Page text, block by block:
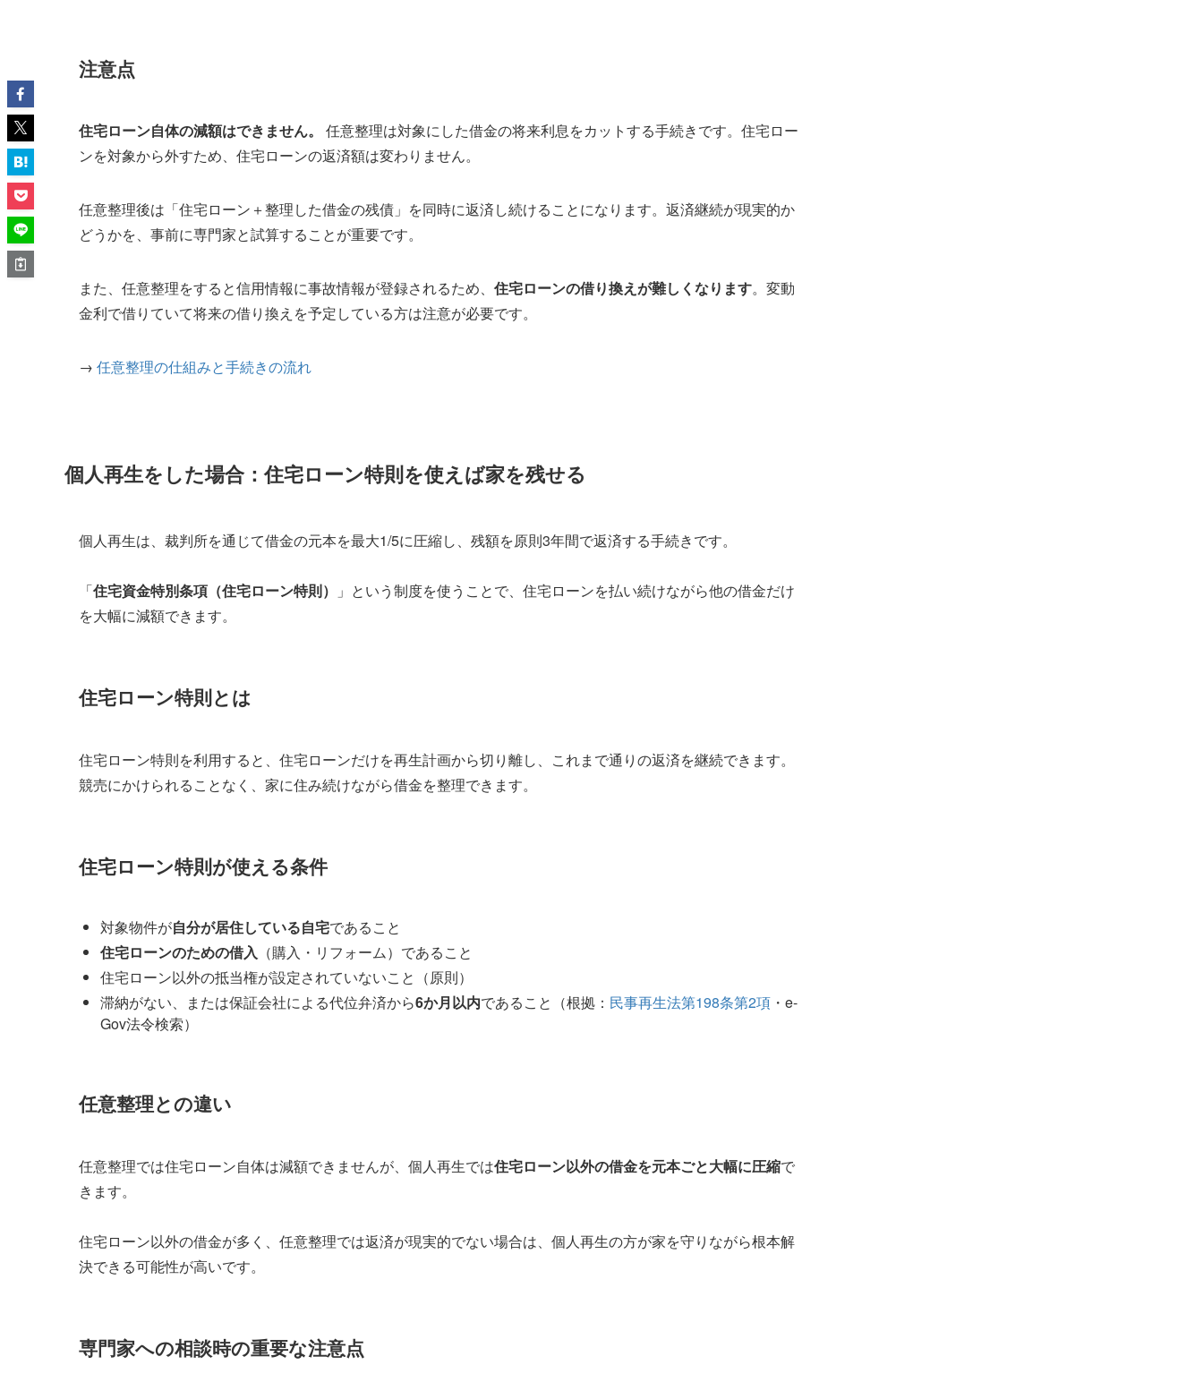
注意点
住宅ローン自体の減額はできません。
任意整理は対象にした借金の将来利息をカットする手続きです。住宅ロー
ンを対象から外すため、住宅ローンの返済額は変わりません。
任意整理後は「住宅ローン＋整理した借金の残債」を同時に返済し続けることになります。返済継続が現実的か
どうかを、事前に専門家と試算することが重要です。
また、任意整理をすると信用情報に事故情報が登録されるため、 住宅ローンの借り換えが難しくなります。変動
金利で借りていて将来の借り換えを予定している方は注意が必要です。
→ 任意整理の仕組みと手続きの流れ
個人再生をした場合：住宅ローン特則を使えば家を残せる
個人再生は、裁判所を通じて借金の元本を最大1/5に圧縮し、残額を原則3年間で返済する手続きです。
「住宅資金特別条項（住宅ローン特則）
」という制度を使うことで、住宅ローンを払い続けながら他の借金だけ
を大幅に減額できます。
住宅ローン特則とは
住宅ローン特則を利用すると、住宅ローンだけを再生計画から切り離し、これまで通りの返済を継続できます。
競売にかけられることなく、家に住み続けながら借金を整理できます。
住宅ローン特則が使える条件
対象物件が自分が居住している自宅であること
住宅ローンのための借入 （購入・リフォーム）であること
住宅ローン以外の抵当権が設定されていないこと（原則）
滞納がない、または保証会社による代位弁済から6か月以内であること（根拠： 民事再生法第198条第2項 ・e-
Gov法令検索）
任意整理との違い
任意整理では住宅ローン自体は減額できませんが、個人再生では住宅ローン以外の借金を元本ごと大幅に圧縮で
きます。
住宅ローン以外の借金が多く、任意整理では返済が現実的でない場合は、個人再生の方が家を守りながら根本解
決できる可能性が高いです。
専門家への相談時の重要な注意点